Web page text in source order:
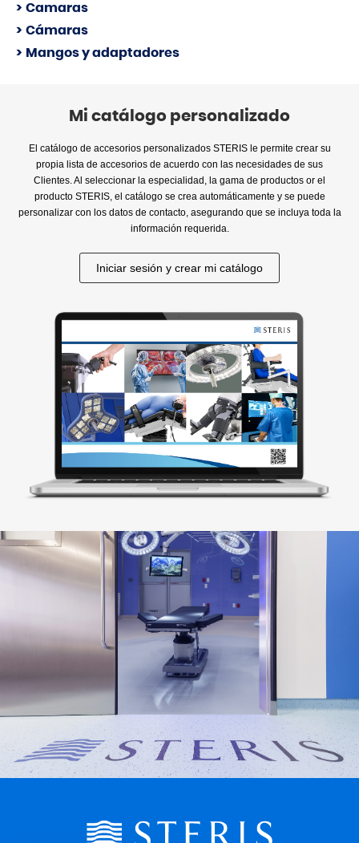
Camaras
Cámaras
Mangos y adaptadores
Mi catálogo personalizado
El catálogo de accesorios personalizados STERIS le permite crear su
propia lista de accesorios de acuerdo con las necesidades de sus
Clientes. Al seleccionar la especialidad, la gama de productos or el
producto STERIS, el catálogo se crea automáticamente y se puede
personalizar con los datos de contacto, asegurando que se incluya toda la
información requerida.
Iniciar sesión y crear mi catálogo